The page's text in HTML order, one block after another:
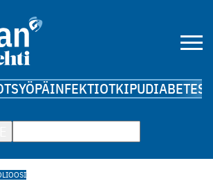
SYÖPÄINFEKTIOTKIPUDIABETES